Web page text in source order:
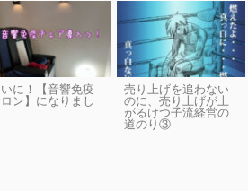
に！【音響免疫
ン】になりまし
売り上げを追わない
のに、売り上げが上
がるけつ子流経営の
道のり③